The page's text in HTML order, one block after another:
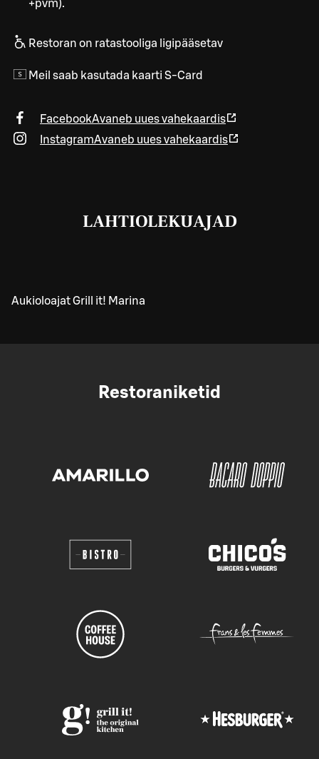
+pvm).
Restoran on ratastooliga ligipääsetav
Meil saab kasutada kaarti S-Card
FacebookAvaneb uues vahekaardis
InstagramAvaneb uues vahekaardis
LAHTIOLEKUAJAD
Aukioloajat Grill it! Marina
Restoraniketid